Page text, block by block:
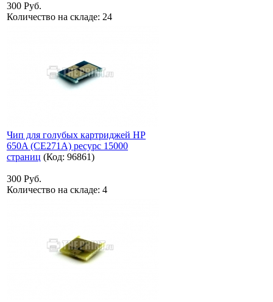
300 Руб.
Количество на складе: 24
Чип для голубых картриджей HP
650A (CE271A) ресурс 15000
страниц (Код: 96861)
300 Руб.
Количество на складе: 4